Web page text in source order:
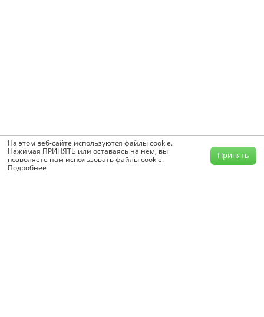
На этом веб-сайте используются файлы cookie.
Нажимая ПРИНЯТЬ или оставаясь на нем, вы
позволяете нам использовать файлы cookie.
Подробнее
Принять